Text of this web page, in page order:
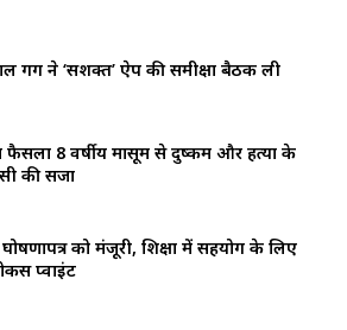
गर्ग ने ‘सशक्त’ ऐप की समीक्षा बैठक ली
फैसला 8 वर्षीय मासूम से दुष्कर्म और हत्या के
की सजा
घोषणापत्र को मंजूरी, शिक्षा में सहयोग के लिए
प्वाइंट